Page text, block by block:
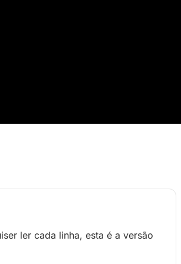
ler cada linha, esta é a versão